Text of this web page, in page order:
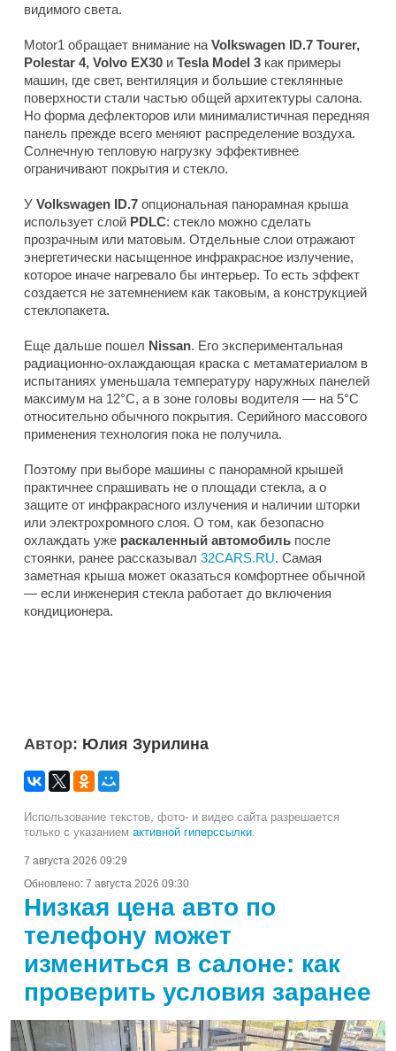
видимого света.
Motor1 обращает внимание на Volkswagen ID.7 Tourer,
Polestar 4, Volvo EX30 и Tesla Model 3 как примеры
машин, где свет, вентиляция и большие стеклянные
поверхности стали частью общей архитектуры салона.
Но форма дефлекторов или минималистичная передняя
панель прежде всего меняют распределение воздуха.
Солнечную тепловую нагрузку эффективнее
ограничивают покрытия и стекло.
У Volkswagen ID.7 опциональная панорамная крыша
использует слой PDLC: стекло можно сделать
прозрачным или матовым. Отдельные слои отражают
энергетически насыщенное инфракрасное излучение,
которое иначе нагревало бы интерьер. То есть эффект
создается не затемнением как таковым, а конструкцией
стеклопакета.
Еще дальше пошел Nissan. Его экспериментальная
радиационно-охлаждающая краска с метаматериалом в
испытаниях уменьшала температуру наружных панелей
максимум на 12°C, а в зоне головы водителя — на 5°C
относительно обычного покрытия. Серийного массового
применения технология пока не получила.
Поэтому при выборе машины с панорамной крышей
практичнее спрашивать не о площади стекла, а о
защите от инфракрасного излучения и наличии шторки
или электрохромного слоя. О том, как безопасно
охлаждать уже раскаленный автомобиль после
стоянки, ранее рассказывал 32CARS.RU. Самая
заметная крыша может оказаться комфортнее обычной
— если инженерия стекла работает до включения
кондиционера.
Автор: Юлия Зурилина
Использование текстов, фото- и видео сайта разрешается
только с указанием активной гиперссылки
7 августа 2026 09:29
Обновлено: 7 августа 2026 09:30
Низкая цена авто по
телефону может
измениться в салоне: как
проверить условия заранее